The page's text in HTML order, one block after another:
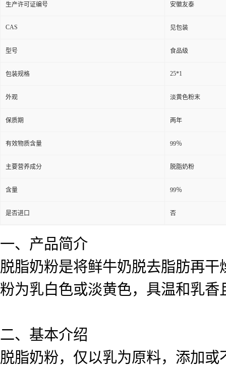
生产许可证编号 安徽友泰
CAS 见包装
型号 食品级
包装规格 25*1
外观 淡黄色粉末
保质期 两年
有效物质含量 99％
主要营养成分 脱脂奶粉
含量 99％
是否进口 否
一、产品简介
脱脂奶粉是将鲜牛奶脱去脂肪再
粉为乳白色或淡黄色，具温和乳
二、基本介绍
脱脂奶粉，仅以乳为原料，添加